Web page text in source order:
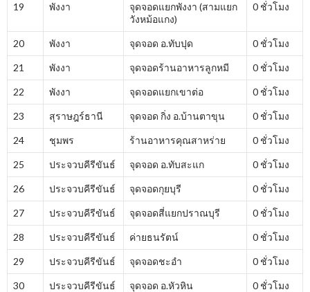
19 พังงา
จุดจอดแยกพังงา (สามแยก
วังหม้อแกง)
0 ชั่วโมง
20 พังงา จุดจอด อ.ทับปุด 0 ชั่วโมง
21 พังงา จุดจอดร้านอาหารลูกหมี 0 ชั่วโมง
22 พังงา จุดจอดแยกเขาต่อ 0 ชั่วโมง
23 สุราษฎร์ธานี จุดจอด กิ่ง อ.บ้านตาขุน 0 ชั่วโมง
24 ชุมพร ร้านอาหารคุณสาหร่าย 0 ชั่วโมง
25 ประจวบคีรีขันธ์ จุดจอด อ.ทับสะแก 0 ชั่วโมง
26 ประจวบคีรีขันธ์ จุดจอดกุยบุรี 0 ชั่วโมง
27 ประจวบคีรีขันธ์ จุดจอดสี่แยกปราณบุรี 0 ชั่วโมง
28 ประจวบคีรีขันธ์ ค่ายธนรัตน์ 0 ชั่วโมง
29 ประจวบคีรีขันธ์ จุดจอดชะอำ 0 ชั่วโมง
30 ประจวบคีรีขันธ์ จุดจอด อ.หัวหิน 0 ชั่วโมง